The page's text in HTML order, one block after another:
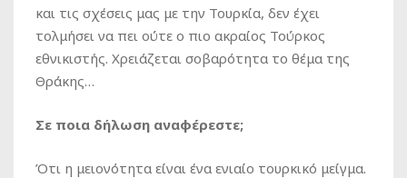
και τις σχέσεις μας με την Τουρκία, δεν έχει
τολμήσει να πει ούτε ο πιο ακραίος Τούρκος
εθνικιστής. Χρειάζεται σοβαρότητα το θέμα της
Θράκης…
Σε ποια δήλωση αναφέρεστε;
Ότι η μειονότητα είναι ένα ενιαίο τουρκικό μείγμα.